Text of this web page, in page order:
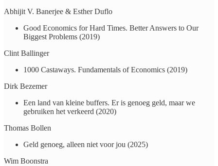
Abhijit V. Banerjee & Esther Duflo
Good Economics for Hard Times. Better Answers to Our
Biggest Problems (2019)
Clint Ballinger
1000 Castaways. Fundamentals of Economics (2019)
Dirk Bezemer
Een land van kleine buffers. Er is genoeg geld, maar we
gebruiken het verkeerd (2020)
Thomas Bollen
Geld genoeg, alleen niet voor jou (2025)
Wim Boonstra